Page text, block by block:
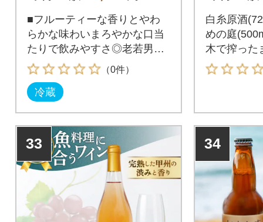
■フルーティーな香りとやわ
らかな味わいまろやかな口当
たりで飲みやすさ◎老若男
女、どんな方にもお楽しみい
ただけるよう、フルーティー
で飲みやすい味わいに仕上げ
（0件）
冷蔵
白糸原酒
めの庭
木で搾った
る原酒の
年大吟醸古
33 34